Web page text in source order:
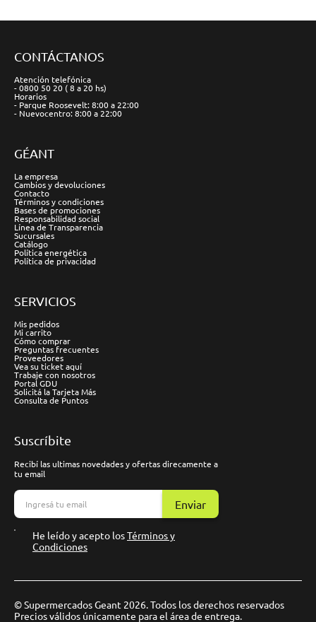
CONTÁCTANOS
Atención telefónica
- 0800 50 20 ( 8 a 20 hs)
Horarios
- Parque Roosevelt: 8:00 a 22:00
- Nuevocentro: 8:00 a 22:00
GÉANT
La empresa
Cambios y devoluciones
Contacto
Términos y condiciones
Bases de promociones
Responsabilidad social
Línea de Transparencia
Sucursales
Catálogo
Política energética
Política de privacidad
SERVICIOS
Mis pedidos
Mi carrito
Cómo comprar
Preguntas frecuentes
Proveedores
Vea su ticket aquí
Trabaje con nosotros
Portal GDU
Solicitá la Tarjeta Más
Consulta de Puntos
Suscríbite
Recibí las ultimas novedades y ofertas direcamente a
tu email
Enviar
He leído y acepto losTérminos y
Condiciones
© Supermercados Geant 2026. Todos los derechos reservados
Precios válidos únicamente para el área de entrega.